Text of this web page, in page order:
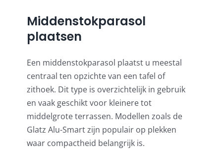
Middenstokparasol
plaatsen
Een middenstokparasol plaatst u meestal
centraal ten opzichte van een tafel of
zithoek. Dit type is overzichtelijk in gebruik
en vaak geschikt voor kleinere tot
middelgrote terrassen. Modellen zoals de
Glatz Alu-Smart zijn populair op plekken
waar compactheid belangrijk is.